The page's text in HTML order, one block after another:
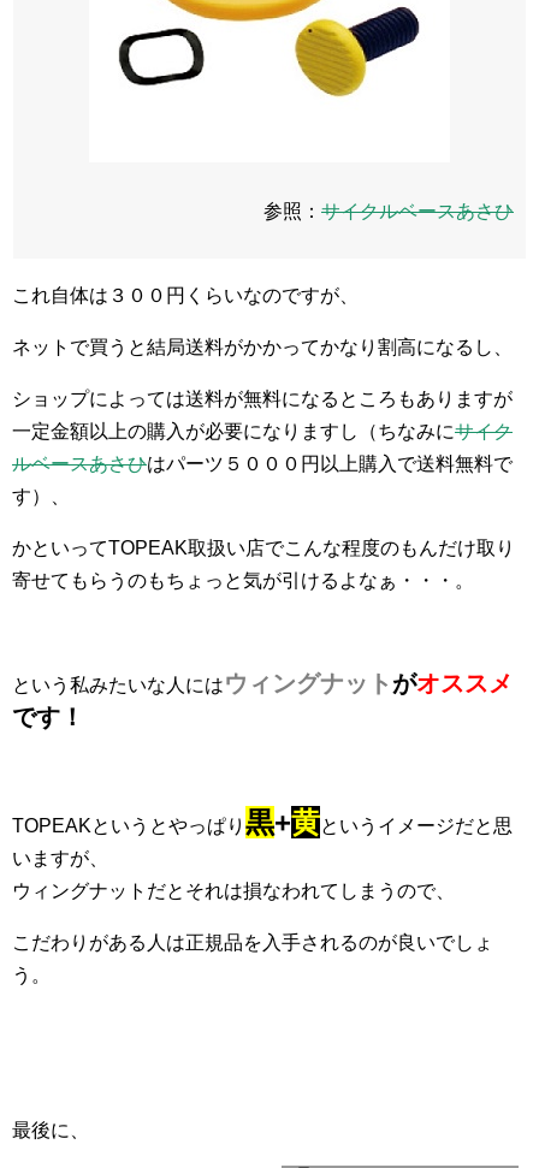
参照： サイクルベースあさひ
これ自体は３００円くらいなのですが、
ネットで買うと結局送料がかかってかなり割高になるし、
ショップによっては送料が無料になるところもありますが
一定金額以上の購入が必要になりますし（ちなみにサイク
ルベースあさひはパーツ５０００円以上購入で送料無料で
す）、
かといってTOPEAK取扱い店でこんな程度のもんだけ取り
寄せてもらうのもちょっと気が引けるよなぁ・・・。
という私みたいな人にはウィングナット がオススメ
です！
TOPEAKというとやっぱり 黒+黄というイメージだと思
いますが、
ウィングナットだとそれは損なわれてしまうので、
こだわりがある人は正規品を入手されるのが良いでしょ
う。
最後に、